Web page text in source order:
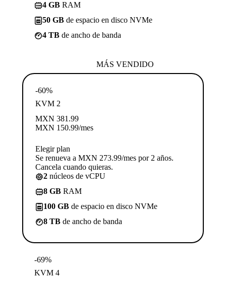
4 GB RAM
50 GB de espacio en disco NVMe
4 TB de ancho de banda
MÁS VENDIDO
-60%
KVM 2
MXN 381.99
MXN 150.99/mes
Elegir plan
Se renueva a MXN 273.99/mes por 2 años.
Cancela cuando quieras.
2 núcleos de vCPU
8 GB RAM
100 GB de espacio en disco NVMe
8 TB de ancho de banda
-69%
KVM 4